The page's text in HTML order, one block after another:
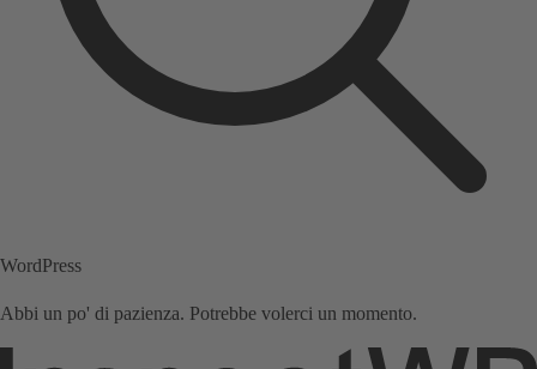
WordPress
Abbi un po' di pazienza. Potrebbe volerci un momento.